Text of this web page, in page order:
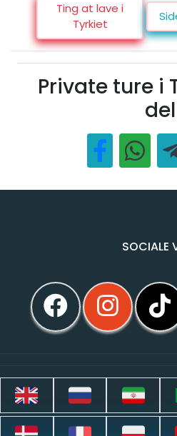
Ting at lave i
Tyrkiet
Private ture i
del
SOCIALE